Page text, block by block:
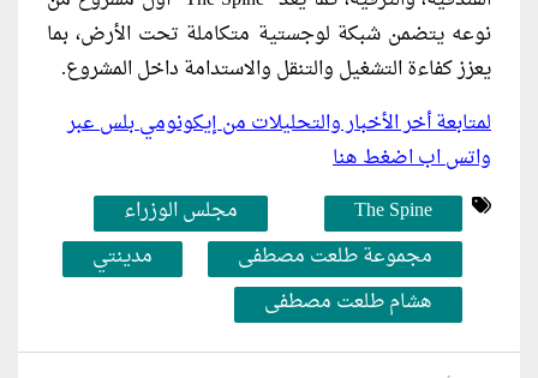
نوعه يتضمن شبكة لوجستية متكاملة تحت الأرض، بما
يعزز كفاءة التشغيل والتنقل والاستدامة داخل المشروع.
لمتابعة أخر الأخبار والتحليلات من إيكونومي بلس عبر
واتس اب اضغط هنا
The Spine
مجلس الوزراء
مجموعة طلعت مصطفى
مدينتي
هشام طلعت مصطفى